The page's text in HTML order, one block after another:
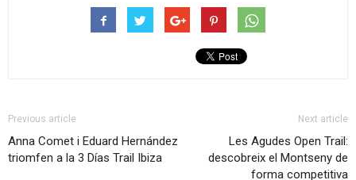
Previous article
Anna Comet i Eduard Hernández
triomfen a la 3 Días Trail Ibiza
Next article
Les Agudes Open Trail:
descobreix el Montseny de
forma competitiva